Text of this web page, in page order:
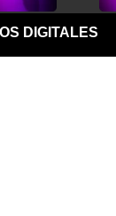
DIGITALES